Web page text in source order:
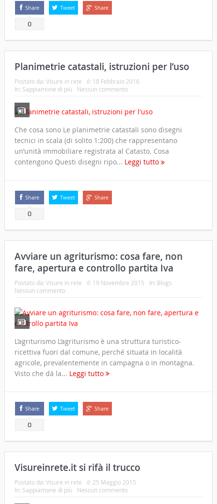
Share
0
Tweet Share
Planimetrie catastali, istruzioni per l’uso
Postato da: Visure in rete il: 18 Febbraio 2016
In: Sappiamone di più Nessun commento
Che cosa sono Le planimetrie catastali sono disegni
tecnici in scala (di solito 1:200) che rappresentano
un’unità immobiliare registrata al Catasto. Cosa
contengono Questi disegni ripo... Leggi tutto
Share
0
Tweet Share
Avviare un agriturismo: cosa fare, non
fare, apertura e controllo partita Iva
Postato da: Visure in rete il: 19 Novembre 2015 In: Blogs
Nessun commento
L’agriturismo L’agriturismo è una struttura turistico-
ricettiva fuori dal comune, perché situata in località
agricole, prevalentemente in campagna o in montagna.
Visto che dà la... Leggi tutto
Share
0
Tweet Share
Visureinrete.it si rifà il trucco
Postato da: Visure in rete il: 25 Maggio 2015
In: Sappiamone di più Nessun commento